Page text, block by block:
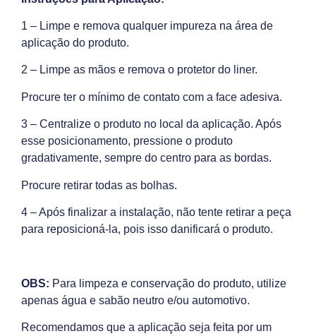
1 – Limpe e remova qualquer impureza na área de
aplicação do produto.
2 – Limpe as mãos e remova o protetor do liner.
Procure ter o mínimo de contato com a face adesiva.
3 – Centralize o produto no local da aplicação. Após
esse posicionamento, pressione o produto
gradativamente, sempre do centro para as bordas.
Procure retirar todas as bolhas.
4 – Após finalizar a instalação, não tente retirar a peça
para reposicioná-la, pois isso danificará o produto.
OBS: Para limpeza e conservação do produto, utilize
apenas água e sabão neutro e/ou automotivo.
Recomendamos que a aplicação seja feita por um